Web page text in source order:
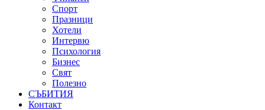
Спорт
Празници
Хотели
Интервю
Психология
Бизнес
Свят
Полезно
СЪБИТИЯ
Контакт